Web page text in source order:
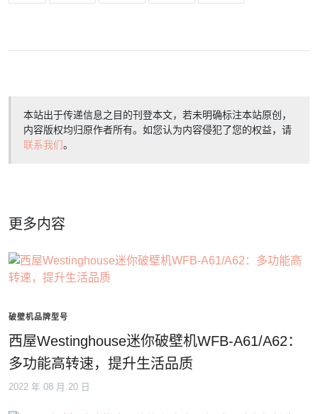
本站出于传递信息之目的刊登本文，若未明确标注本站原创，
内容版权均归原作者所有。如您认为内容侵犯了您的权益，请
联系我们。
更多内容
破壁机品牌型号
西屋Westinghouse迷你破壁机WFB-A61/A62：
多功能高转速，提升生活品质
2022 年 08 月 20 日